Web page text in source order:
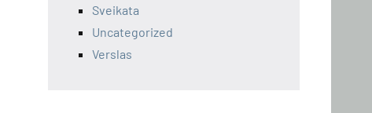
Sveikata
Uncategorized
Verslas